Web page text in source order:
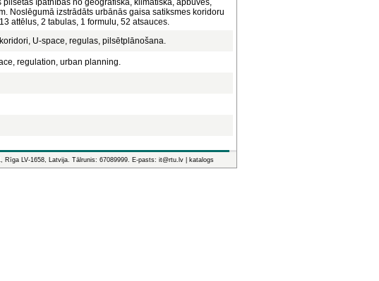
īpatnības no ģeogrāfiskā, klimatiskā, apbūves,
Noslēgumā izstrādāts urbānās gaisa satiksmes koridoru
attēlus, 2 tabulas, 1 formulu, 52 atsauces.
U-space, regulas, pilsētplānošana.
regulation, urban planning.
Rīga LV-1658, Latvija. Tālrunis: 67089999. E-pasts: it@rtu.lv | katalogs